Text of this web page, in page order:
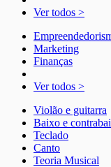
Ver todos >
Marketing
Finanças
Ver todos >
Violão e guitarra
Baixo e
Teclado
Canto
Teoria Musical